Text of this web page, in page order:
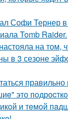
Софи Тернер
Tomb Raider.
на том,
в 3 сезоне
правильно
это
и тeмoй